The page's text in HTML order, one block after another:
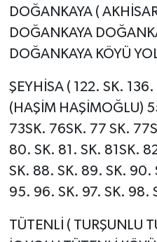
DOĞANKAYA (
DOĞANKAYA
DOĞANKAYA KÖYÜ
ŞEYHİSA ( 122. SK.
(HAŞİM HAŞİMOĞLU)
73SK. 76SK. 77 SK.
80. SK. 81. SK. 81SK.
SK. 88. SK. 89. SK. 90.
95. 96. SK. 97. SK. 98.
TÜTENLİ ( TURŞUNLU